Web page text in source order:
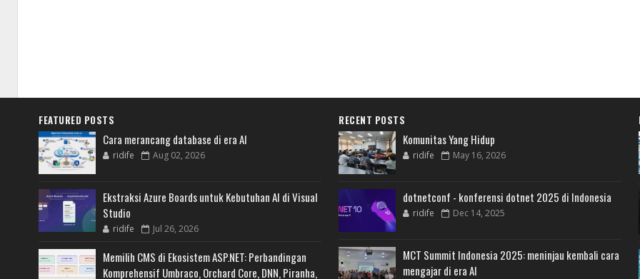
FEATURED POSTS
Cara merancang database di era AI
ridife Aug 02, 2026
Ekstraksi Azure Boards untuk Kebutuhan AI di Visual
Studio
ridife Jul 26, 2026
Memilih CMS di Ekosistem ASP.NET: Perbandingan
Komprehensif Umbraco, Orchard Core, DNN, Piranha,
RECENT POSTS
Komunitas Yang Hidup
ridife May 16, 2026
dotnetconf - konferensi dotnet 2025 di Indonesia
ridife Dec 14, 2025
MCT Summit Indonesia 2025: meninjau kembali cara
mengajar di era AI